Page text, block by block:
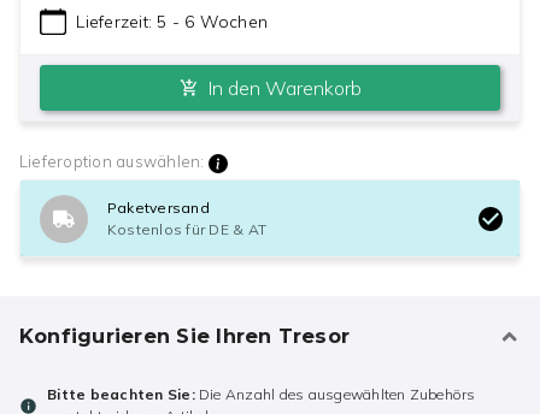
Lieferzeit: 5 - 6 Wochen
In den Warenkorb
Lieferoption auswählen:
Paketversand
Kostenlos für DE & AT
Konfigurieren Sie Ihren Tresor
Bitte beachten Sie:Die Anzahl des ausgewählten Zubehörs